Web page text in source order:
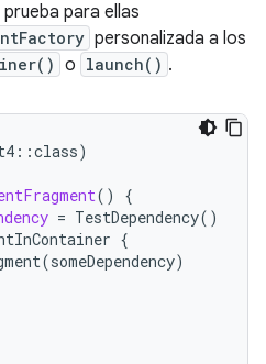
para ellas
personalizada a los
o launch() .
::class)
()
{
= TestDependency()
{
(someDependency)